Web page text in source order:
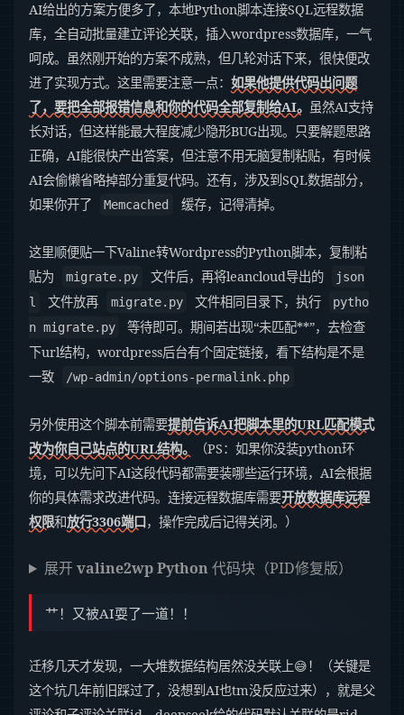
AI给出的方案方便多了，本地Python脚本连接SQL远程数据
库，全自动批量建立评论关联，插入wordpress数据库，一气
呵成。虽然刚开始的方案不成熟，但几轮对话下来，很快便改
进了实现方式。这里需要注意一点： 如果他提供代码出问题
了，要把全部报错信息和你的代码全部复制给AI。 虽然AI支持
长对话，但这样能最大程度减少隐形BUG出现。只要解题思路
正确，AI能很快产出答案，但注意不用无脑复制粘贴，有时候
AI会偷懒省略掉部分重复代码。还有，涉及到SQL数据部分，
如果你开了
Memcached 缓存，记得清掉。
这里顺便贴一下Valine转Wordpress的Python脚本，复制粘
贴为
migrate.py 文件后，再将leancloud导出的
json
l
文件放再 migrate.py 文件相同目录下，执行
pytho
n migrate.py
等待即可。期间若出现“未匹配**”，去检查
下url结构，wordpress后台有个固定链接，看下结构是不是
一致
/wp-admin/options-permalink.php
另外使用这个脚本前需要提前告诉AI把脚本里的URL匹配模式
改为你自己站点的URL结构。
（PS：如果你没装python环
境，可以先问下AI这段代码都需要装哪些运行环境，AI会根据
你的具体需求改进代码。连接远程数据库需要开放数据库远程
权限和放行3306端口，操作完成后记得关闭。）
展开 valine2wp Python代码块（PID修复版）
艹！又被AI耍了一道！！
迁移几天才发现，一大堆数据结构居然没关联上😅！（关键是
这个坑几年前旧踩过了，没想到AI也tm没反应过来），就是父